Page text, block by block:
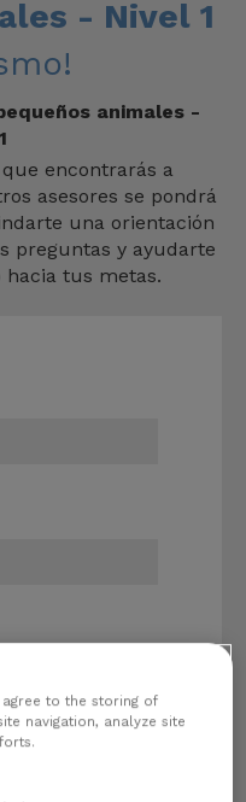
- Nivel 1
animales -
encontrarás a
asesores se pondrá
una orientación
preguntas y ayudarte
hacia tus metas.
agree to the storing of
navigation, analyze site